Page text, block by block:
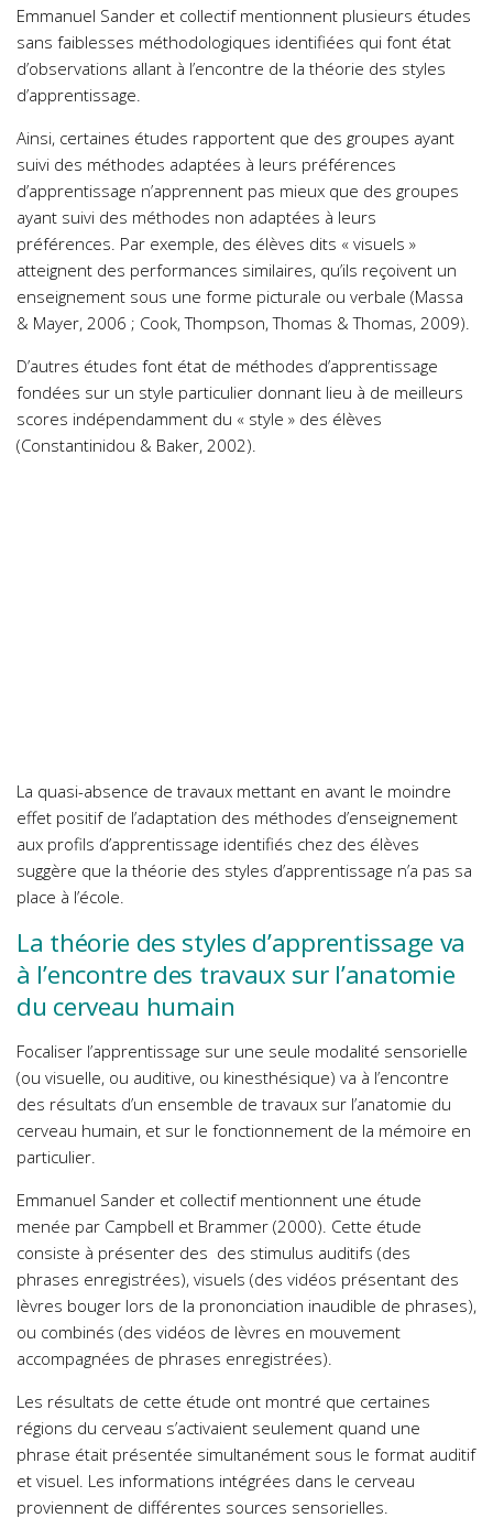
Emmanuel Sander et collectif mentionnent plusieurs études
sans faiblesses méthodologiques identifiées qui font état
d’observations allant à l’encontre de la théorie des styles
d’apprentissage.
Ainsi, certaines études rapportent que des groupes ayant
suivi des méthodes adaptées à leurs préférences
d’apprentissage n’apprennent pas mieux que des groupes
ayant suivi des méthodes non adaptées à leurs
préférences. Par exemple, des élèves dits « visuels »
atteignent des performances similaires, qu’ils reçoivent un
enseignement sous une forme picturale ou verbale (Massa
& Mayer, 2006 ; Cook, Thompson, Thomas & Thomas, 2009).
D’autres études font état de méthodes d’apprentissage
fondées sur un style particulier donnant lieu à de meilleurs
scores indépendamment du « style » des élèves
(Constantinidou & Baker, 2002).
La quasi-absence de travaux mettant en avant le moindre
effet positif de l’adaptation des méthodes d’enseignement
aux profils d’apprentissage identifiés chez des élèves
suggère que la théorie des styles d’apprentissage n’a pas sa
place à l’école.
La théorie des styles d’apprentissage va
à l’encontre des travaux sur l’anatomie
du cerveau humain
Focaliser l’apprentissage sur une seule modalité sensorielle
(ou visuelle, ou auditive, ou kinesthésique) va à l’encontre
des résultats d’un ensemble de travaux sur l’anatomie du
cerveau humain, et sur le fonctionnement de la mémoire en
particulier.
Emmanuel Sander et collectif mentionnent une étude
menée par Campbell et Brammer (2000). Cette étude
consiste à présenter des des stimulus auditifs (des
phrases enregistrées), visuels (des vidéos présentant des
lèvres bouger lors de la prononciation inaudible de phrases),
ou combinés (des vidéos de lèvres en mouvement
accompagnées de phrases enregistrées).
Les résultats de cette étude ont montré que certaines
régions du cerveau s’activaient seulement quand une
phrase était présentée simultanément sous le format auditif
et visuel. Les informations intégrées dans le cerveau
proviennent de différentes sources sensorielles.